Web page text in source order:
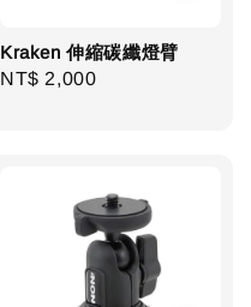
Kraken 伸縮碳纖燈臂
Regular
NT$ 2,000